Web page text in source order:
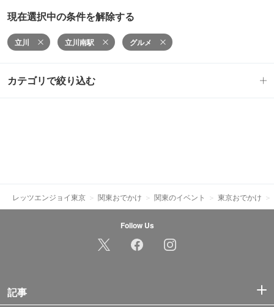
現在選択中の条件を解除する
立川 立川南駅 グルメ
カテゴリで絞り込む
レッツエンジョイ東京 関東おでかけ 関東のイベント 東京おでかけ
Follow Us
記事